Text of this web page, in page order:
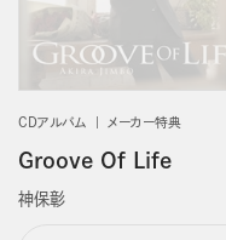
CDアルバム メーカー特典
Groove Of Life
神保彰